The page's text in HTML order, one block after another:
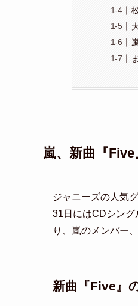
嵐、新曲『
ジャニーズの人気
31日にはCDシング
り、嵐のメンバー
新曲『Five』